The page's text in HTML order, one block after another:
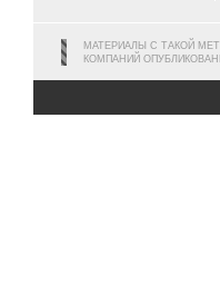
МАТЕРИАЛЫ С ТАКОЙ
КОМПАНИЙ